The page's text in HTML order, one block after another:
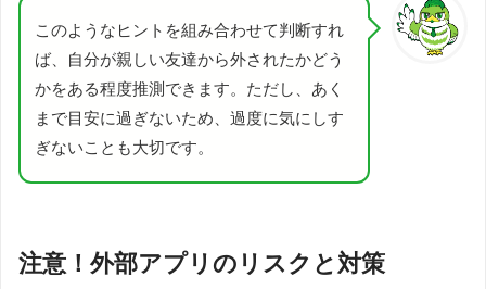
このようなヒントを組み合わせて判断すれ
ば、自分が親しい友達から外されたかどう
かをある程度推測できます。ただし、あく
まで目安に過ぎないため、過度に気にしす
ぎないことも大切です。
注意！外部アプリのリスクと対策